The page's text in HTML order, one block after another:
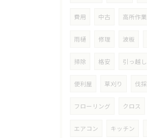
費用 中古 高所作業
雨樋 修理 波板
掃除 格安 引っ越し
便利屋 草刈り 伐採
フローリング クロス
エアコン キッチン